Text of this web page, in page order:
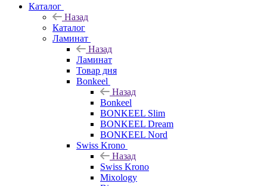
Каталог
Назад
Каталог
Ламинат
Назад
Ламинат
Товар дня
Bonkeel
Назад
Bonkeel
BONKEEL Slim
BONKEEL Dream
BONKEEL Nord
Swiss Krono
Назад
Swiss Krono
Mixology